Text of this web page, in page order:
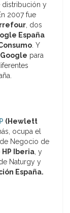
distribución y
2007 fue
, dos
España
. Y
para
(Hewlett
ocupa el
Negocio de
HP Iberia, y
Naturgy y
España.